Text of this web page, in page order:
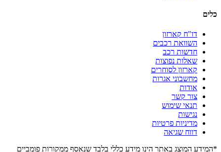
כלים
דו"ח קארזון
השוואת רכבים
חדשות רכב
שאלות נפוצות
קארזון לסוחרים
מחשבוני אגרות
אודות
צור קשר
תנאי שימוש
נגישות
מדיניות פרטיות
דווח שגיאה
*המידע המוצג באתר הינו מידע כללי בלבד שנאסף ממקורות פומביים